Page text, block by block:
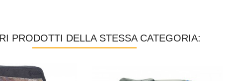
PRODOTTI DELLA STESSA CATEGORIA: